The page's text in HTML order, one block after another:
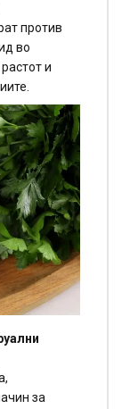
против
во
и
за